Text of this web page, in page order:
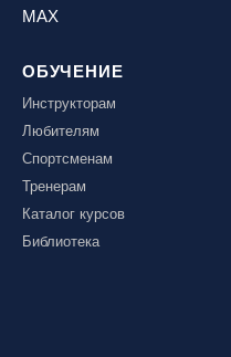
MAX
ОБУЧЕНИЕ
Инструкторам
Любителям
Спортсменам
Тренерам
Каталог курсов
Библиотека